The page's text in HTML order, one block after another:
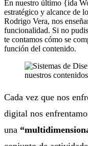
En nuestro último {ida
estratégico y alcance de
Rodrigo Vera, nos
funcionalidad. Si no
te contamos cómo se
función del contenido.
Cada vez que nos
digital nos
una